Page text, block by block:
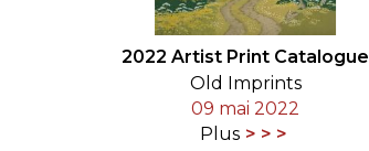
2022 Artist Print Catalogue
Old Imprints
09 mai 2022
Plus